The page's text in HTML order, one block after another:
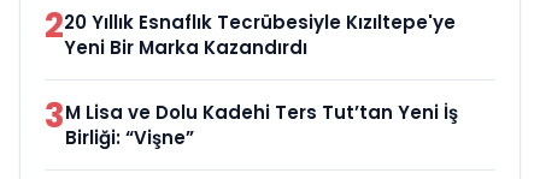
220 Yıllık Esnaflık Tecrübesiyle Kızıltepe'ye
Yeni Bir Marka Kazandırdı
3M Lisa ve Dolu Kadehi Ters Tut’tan Yeni İş
Birliği: “Vişne”